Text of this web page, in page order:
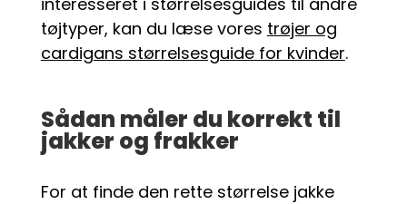
tøjtyper, kan du læse vores trøjer og
cardigans størrelsesguide for kvinder.
Sådan måler du korrekt til
jakker og frakker
For at finde den rette størrelse jakke